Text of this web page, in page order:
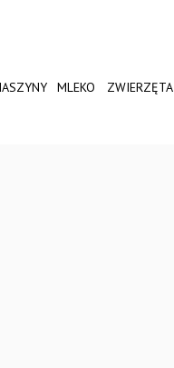
MLEKO ZWIERZĘTA